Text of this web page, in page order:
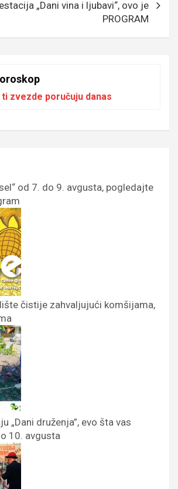
„Dani vina i ljubavi“, ovo je
PROGRAM
zvezde poručuju danas
od 7. do 9. avgusta, pogledajte
čistije zahvaljujući komšijama,
„Dani druženja”, evo šta vas
10. avgusta